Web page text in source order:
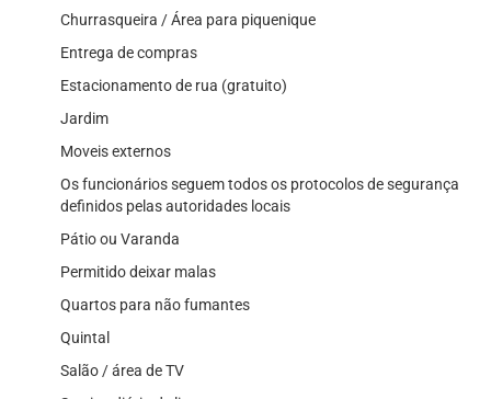
Churrasqueira / Área para piquenique
Entrega de compras
Estacionamento de rua (gratuito)
Jardim
Moveis externos
Os funcionários seguem todos os protocolos de segurança
definidos pelas autoridades locais
Pátio ou Varanda
Permitido deixar malas
Quartos para não fumantes
Quintal
Salão / área de TV